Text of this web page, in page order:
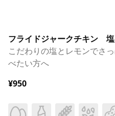
フライドジャークチキン
こだわりの塩とレモンでさ
べたい方へ
¥950